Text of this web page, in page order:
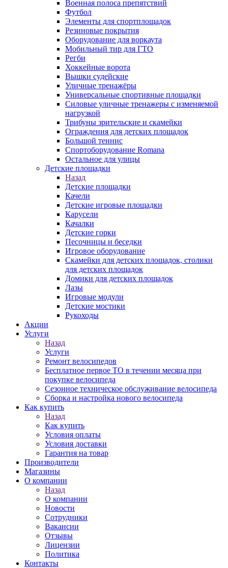
Военная полоса препятствий
Футбол
Элементы для спортплощадок
Резиновые покрытия
Оборудование для воркаута
Мобильный тир для ГТО
Регби
Хоккейные ворота
Вышки судейские
Уличные тренажёры
Универсальные спортивные площадки
Силовые уличные тренажеры с изменяемой
нагрузкой
Трибуны зрительские и скамейки
Ограждения для детских площадок
Большой теннис
Спортоборудование Romana
Остальное для улицы
Детские площадки
Назад
Детские площадки
Качели
Детские игровые площадки
Карусели
Качалки
Детские горки
Песочницы и беседки
Игровое оборудование
Скамейки для детских площадок, столики
для детских площадок
Домики для детских площадок
Лазы
Игровые модули
Детские мостики
Рукоходы
Акции
Услуги
Назад
Услуги
Ремонт велосипедов
Бесплатное первое ТО в течении месяца при
покупке велосипеда
Сезонное техническое обслуживание велосипеда
Сборка и настройка нового велосипеда
Как купить
Назад
Как купить
Условия оплаты
Условия доставки
Гарантия на товар
Производители
Магазины
О компании
Назад
О компании
Новости
Сотрудники
Вакансии
Отзывы
Лицензии
Политика
Контакты